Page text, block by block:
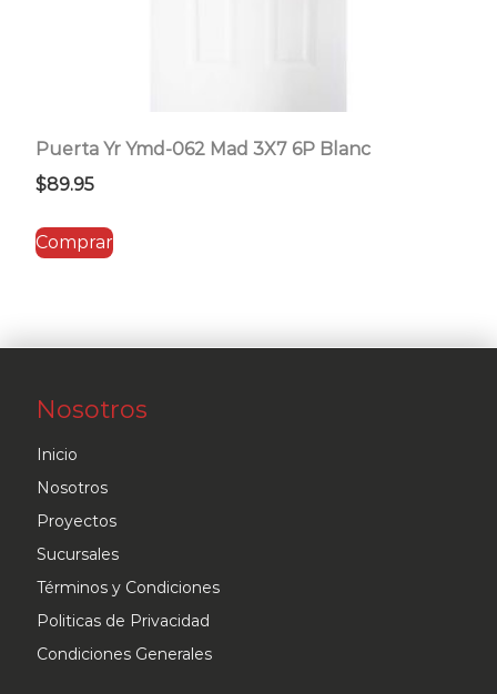
Puerta Yr Ymd-062 Mad 3X7 6P Blanc
$89.95
Comprar
Nosotros
Inicio
Nosotros
Proyectos
Sucursales
Términos y Condiciones
Politicas de Privacidad
Condiciones Generales